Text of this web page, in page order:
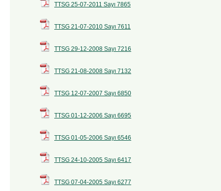
TTSG 25-07-2011 Sayı 7865
TTSG 21-07-2010 Sayı 7611
TTSG 29-12-2008 Sayı 7216
TTSG 21-08-2008 Sayı 7132
TTSG 12-07-2007 Sayı 6850
TTSG 01-12-2006 Sayı 6695
TTSG 01-05-2006 Sayı 6546
TTSG 24-10-2005 Sayı 6417
TTSG 07-04-2005 Sayı 6277